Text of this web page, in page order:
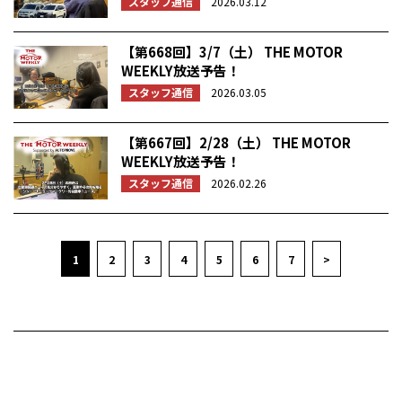
【第668回】3/7（土） THE MOTOR
WEEKLY放送予告！
スタッフ通信 2026.03.05
【第667回】2/28（土） THE MOTOR
WEEKLY放送予告！
スタッフ通信 2026.02.26
1 2 3 4 5 6 7 >